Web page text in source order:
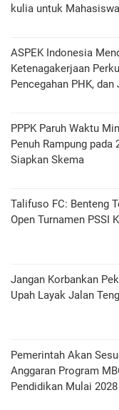
kulia untuk
ASPEK Indonesia
Ketenagakerjaan
Pencegahan PHK,
PPPK Paruh Waktu
Penuh Rampung pada
Siapkan Skema
Talifuso FC: Benteng
Open Turnamen PSSI
Jangan Korbankan
Upah Layak Jalan
Pemerintah Akan
Anggaran Program
Pendidikan Mulai 2028